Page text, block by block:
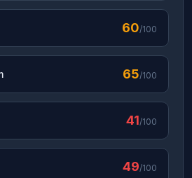
60/100
65/100
41/100
49/100